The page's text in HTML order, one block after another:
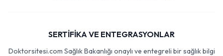
SERTİFİKA VE ENTEGRASYONLAR
Doktorsitesi.com Sağlık Bakanlığı onaylı ve entegreli bir sağlık bilgi